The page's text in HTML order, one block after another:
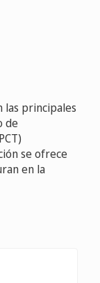
las principales
de
se ofrece
en la